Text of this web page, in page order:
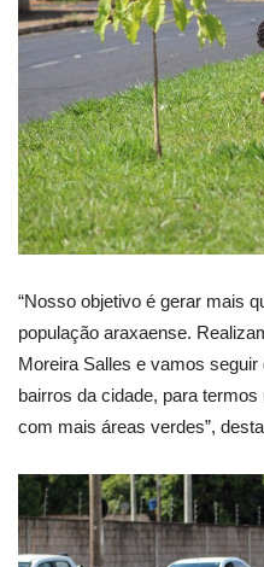
“Nosso objetivo é gerar mais
população araxaense.
Moreira Salles e vamos
bairros da cidade, para
com mais áreas verdes”,